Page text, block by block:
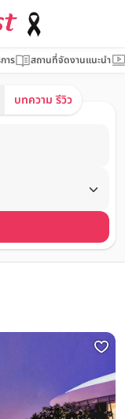
าร สถานที่จัดงานแนะนำ
บทความ รีวิว